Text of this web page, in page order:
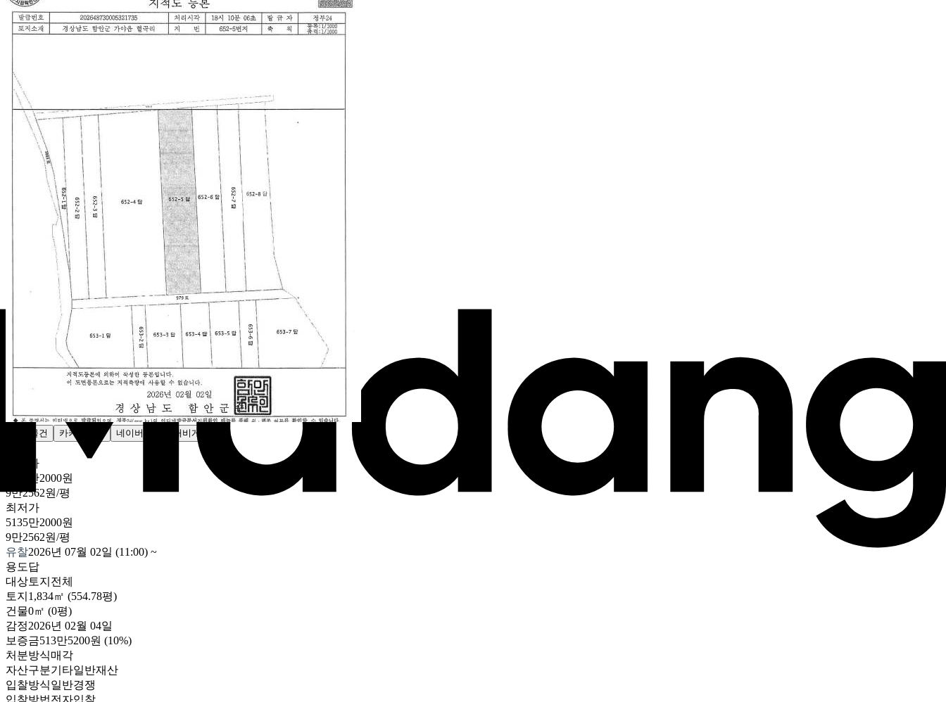
주변물건 카카오지도 네이버지도 내비게이션
감정가
5135만2000원
9만2562원/평
최저가
5135만2000원
9만2562원/평
유찰2026년 07월 02일 (11:00) ~
용도답
대상토지전체
토지 1,834㎡ (554.78평)
건물0㎡ (0평)
감정2026년 02월 04일
보증금513만5200원 (10%)
처분방식매각
자산구분기타일반재산
입찰방식일반경쟁
입찰방법전자입찰